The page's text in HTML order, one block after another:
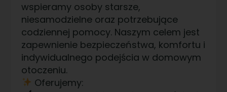
wspieramy osoby starsze,
niesamodzielne oraz potrzebujące
codziennej pomocy. Naszym celem jest
zapewnienie bezpieczeństwa, komfortu i
indywidualnego podejścia w domowym
otoczeniu.
Oferujemy: